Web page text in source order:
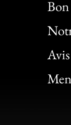
Bon
Clic